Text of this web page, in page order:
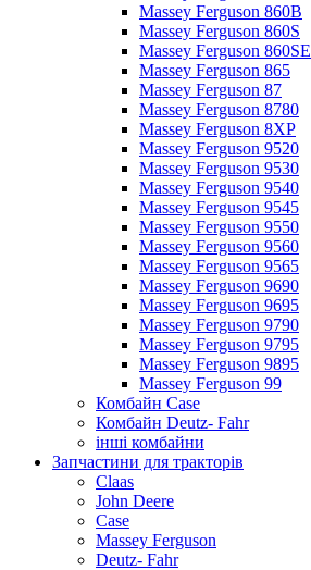
Massey Ferguson 860B
Massey Ferguson 860S
Massey Ferguson 860SE
Massey Ferguson 865
Massey Ferguson 87
Massey Ferguson 8780
Massey Ferguson 8XP
Massey Ferguson 9520
Massey Ferguson 9530
Massey Ferguson 9540
Massey Ferguson 9545
Massey Ferguson 9550
Massey Ferguson 9560
Massey Ferguson 9565
Massey Ferguson 9690
Massey Ferguson 9695
Massey Ferguson 9790
Massey Ferguson 9795
Massey Ferguson 9895
Massey Ferguson 99
Комбайн Case
Комбайн Deutz- Fahr
інші комбайни
Запчастини для тракторів
Claas
John Deere
Case
Massey Ferguson
Deutz- Fahr